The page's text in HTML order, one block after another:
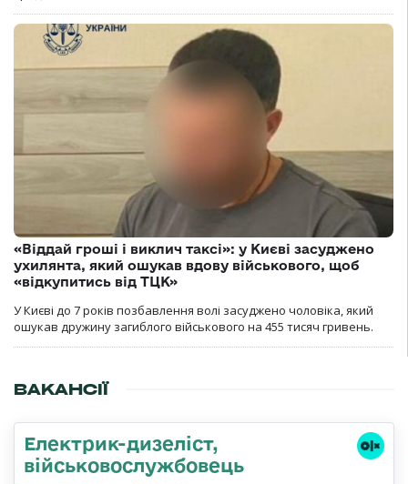
«Віддай гроші і виклич таксі»: у Києві засуджено
ухилянта, який ошукав вдову військового, щоб
«відкупитись від ТЦК»
У Києві до 7 років позбавлення волі засуджено чоловіка, який
ошукав дружину загиблого військового на 455 тисяч гривень.
ВАКАНСІЇ
Електрик-дизеліст,
військовослужбовець